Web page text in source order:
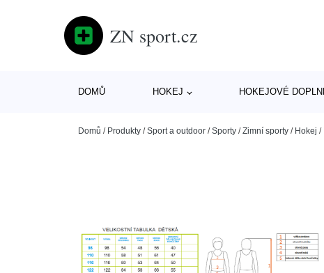
ZN sport.cz
DOMŮ HOKEJ HOKEJOVÉ
Domů / Produkty /Sport a outdoor /Sporty /Zimní sporty / Hokej /